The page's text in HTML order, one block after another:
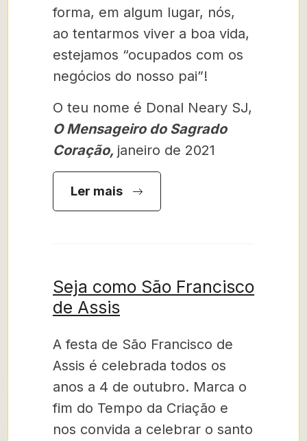
forma, em algum lugar, nós,
ao tentarmos viver a boa vida,
estejamos “ocupados com os
negócios do nosso pai”!
O teu nome é Donal Neary SJ,
O Mensageiro do Sagrado
Coração, janeiro de 2021
Ler mais
Seja como São Francisco
de Assis
A festa de São Francisco de
Assis é celebrada todos os
anos a 4 de outubro. Marca o
fim do Tempo da Criação e
nos convida a celebrar o santo